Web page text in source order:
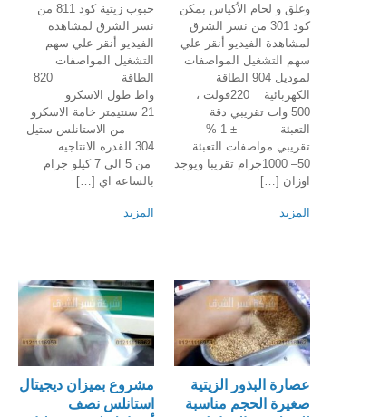
حبوب زيتية كود 811 من
نسر الشرق لمشاهدة
الفيديو أنقر علي سهم
التشغيل المواصفات
الطاقة 820
واط طول الاسكرو
21 سنتيمتر خامة الاسكرو
من الاستانلس ستيل
304 القدره الانتاجيه
من 5 الي 7 كيلو جرام
بالساعه اي […]
المزيد
وغلق و لحام الأكياس بمكن
كود 301 من نسر الشرق
لمشاهدة الفيديو أنقر علي
سهم التشغيل المواصفات
لموديل 904 الطاقة
الكهربائية 220فولت ،
500 وات تقريبي دقة
التعبئة ± 1 %
تقريبي مواصفات التعبئة
50– 1000جرام تقريبا ويوجد
اوزان […]
المزيد
مشروع بميزان ديجيتال
استانلس نصف
عصارة البذور الزيتية
صغيرة الحجم مناسبة